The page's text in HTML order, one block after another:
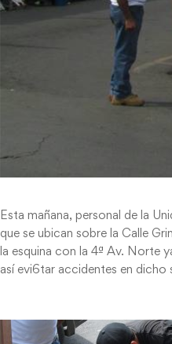
Esta mañana, personal de la
que se ubican sobre la Calle
la esquina con la 4ª Av. Norte
así evi6tar accidentes en dicho